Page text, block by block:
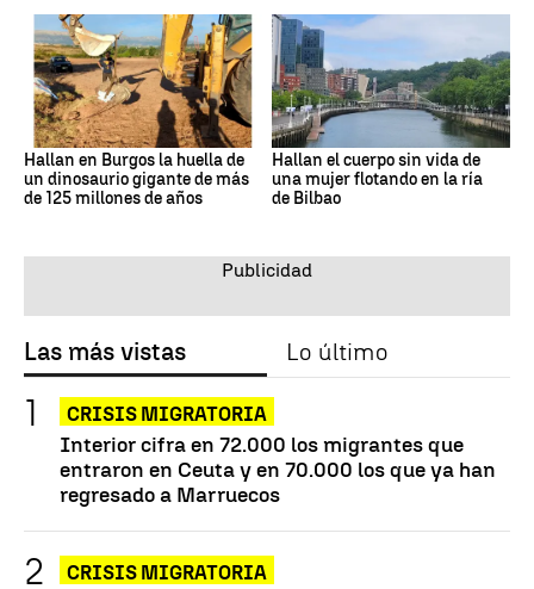
Hallan en Burgos la huella de
un dinosaurio gigante de más
de 125 millones de años
Hallan el cuerpo sin vida de
una mujer flotando en la ría
de Bilbao
Las más vistas Lo último
CRISIS MIGRATORIA
Interior cifra en 72.000 los migrantes que
entraron en Ceuta y en 70.000 los que ya han
regresado a Marruecos
CRISIS MIGRATORIA